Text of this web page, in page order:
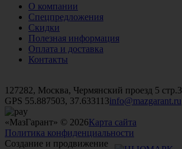
О компании
Спецпредложения
Скидки
Полезная информация
Оплата и доставка
Контакты
127282, Москва, Чермянский проезд 5 стр.3
GPS 55.887503, 37.633113info@mazgarant.ru
«МазГарант» © 2026Карта сайта
Политика конфиденциальности
Создание и продвижение